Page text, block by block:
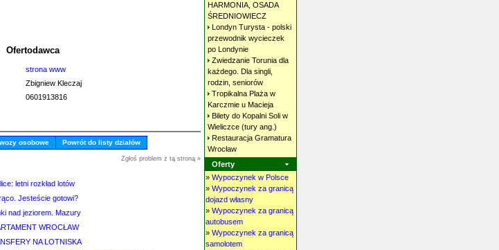
Ofertodawca
strona www
Zbigniew Kleczaj
0601913816
osobowe Powrót do listy działów
Zgłoś problem z tą stroną »
letni rozkład lotów
Jesteście gotowi?
nad jeziorem. Mazury
WROCŁAW
NA LOTNISKA
HARMONIA, OSADA
ŚREDNIOWIECZ
Londyn Turysta - polski
przewodnik wycieczek
po Londynie
Zwiedzanie Torunia dla
każdego. Dla singli,
rodzin, seniorów
Tropikalna Plaża w
Karczmie u Macieja
Bilety do Kopalni Soli w
Wieliczce (tury ang.)
Restauracja Gramatura
Wrocław
Oferty
» Wypoczynek w Polsce
» Wypoczynek za granicą
dojazd własny
» Wypoczynek za granicą
autobusem
» Wypoczynek za granicą
samolotem